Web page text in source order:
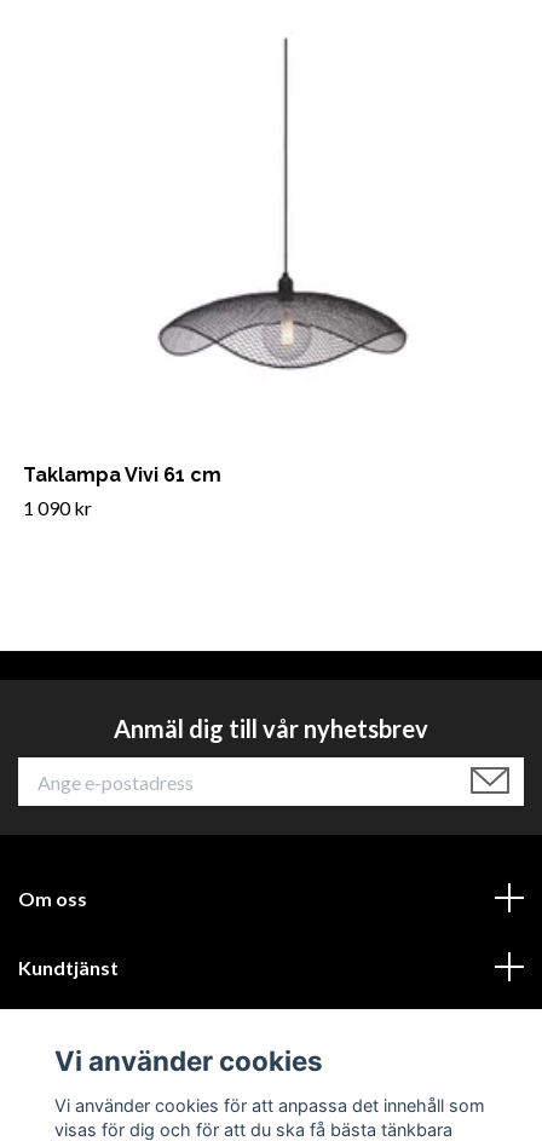
Taklampa Vivi 61 cm
1 090 kr
Anmäl dig till vår nyhetsbrev
Om oss
Kundtjänst
Sociala medier
Vi använder cookies
Vi använder cookies för att anpassa det innehåll som
visas för dig och för att du ska få bästa tänkbara